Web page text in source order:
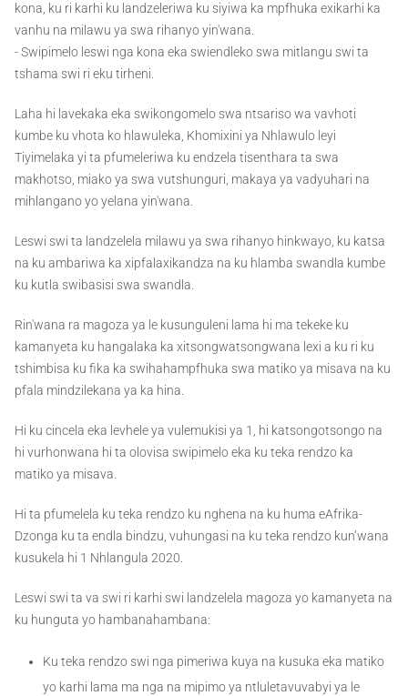
kona, ku ri karhi ku landzeleriwa ku siyiwa ka mpfhuka exikarhi ka
vanhu na milawu ya swa rihanyo yin'wana.
- Swipimelo leswi nga kona eka swiendleko swa mitlangu swi ta
tshama swi ri eku tirheni.
Laha hi lavekaka eka swikongomelo swa ntsariso wa vavhoti
kumbe ku vhota ko hlawuleka, Khomixini ya Nhlawulo leyi
Tiyimelaka yi ta pfumeleriwa ku endzela tisenthara ta swa
makhotso, miako ya swa vutshunguri, makaya ya vadyuhari na
mihlangano yo yelana yin'wana.
Leswi swi ta landzelela milawu ya swa rihanyo hinkwayo, ku katsa
na ku ambariwa ka xipfalaxikandza na ku hlamba swandla kumbe
ku kutla swibasisi swa swandla.
Rin'wana ra magoza ya le kusunguleni lama hi ma tekeke ku
kamanyeta ku hangalaka ka xitsongwatsongwana lexi a ku ri ku
tshimbisa ku fika ka swihahampfhuka swa matiko ya misava na ku
pfala mindzilekana ya ka hina.
Hi ku cincela eka levhele ya vulemukisi ya 1, hi katsongotsongo na
hi vurhonwana hi ta olovisa swipimelo eka ku teka rendzo ka
matiko ya misava.
Hi ta pfumelela ku teka rendzo ku nghena na ku huma eAfrika-
Dzonga ku ta endla bindzu, vuhungasi na ku teka rendzo kun’wana
kusukela hi 1 Nhlangula 2020.
Leswi swi ta va swi ri karhi swi landzelela magoza yo kamanyeta na
ku hunguta yo hambanahambana:
Ku teka rendzo swi nga pimeriwa kuya na kusuka eka matiko
yo karhi lama ma nga na mipimo ya ntluletavuvabyi ya le